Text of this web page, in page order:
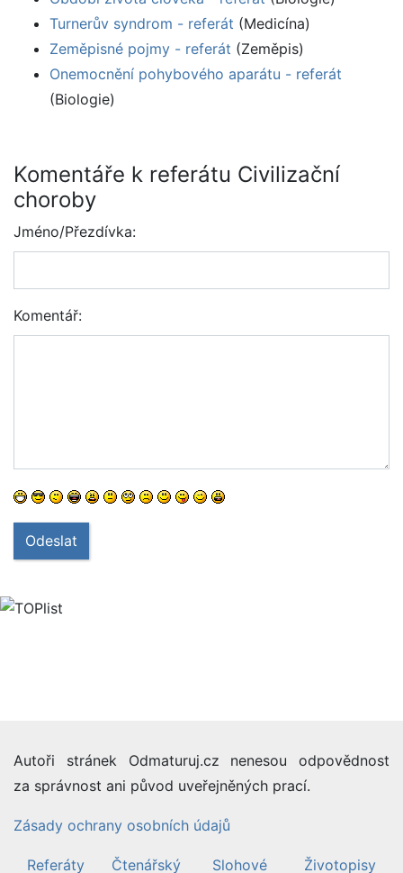
Turnerův syndrom - referát (Medicína)
Zeměpisné pojmy - referát (Zeměpis)
Onemocnění pohybového aparátu - referát
(Biologie)
Komentáře k referátu Civilizační
choroby
Jméno/Přezdívka:
Komentář:
Odeslat
Autoři stránek Odmaturuj.cz nenesou odpovědnost
za správnost ani původ uveřejněných prací.
Zásady ochrany osobních údajů
Referáty Čtenářský Slohové Životopisy